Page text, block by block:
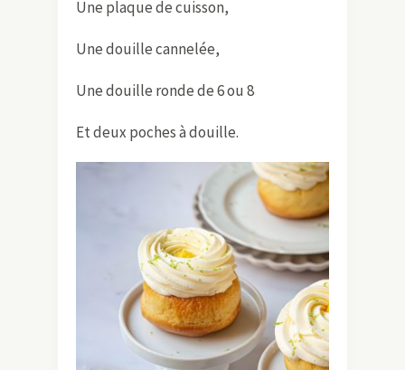
Une plaque de cuisson,
Une douille cannelée,
Une douille ronde de 6 ou 8
Et deux poches à douille.